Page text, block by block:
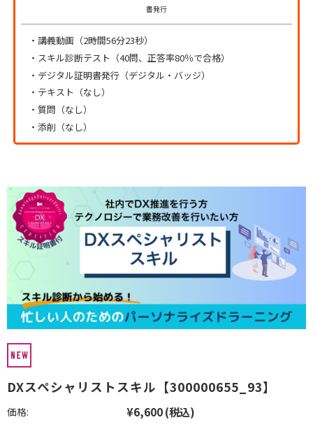
書発行
・講義動画（2時間56分23秒）
・スキル診断テスト（40問、正答率80％で合格）
・デジタル証明書発行（デジタル・バッジ）
・テキスト（なし）
・質問（なし）
・添削（なし）
DXスペシャリストスキル【300000655_93】
価格: ¥6,600(税込)